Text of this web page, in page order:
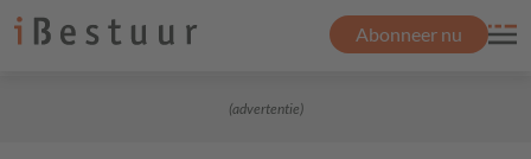
Abonneer nu
(advertentie)